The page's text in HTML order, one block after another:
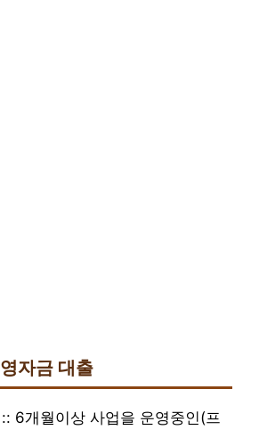
자금 대출
6개월이상 사업을 운영중인(프